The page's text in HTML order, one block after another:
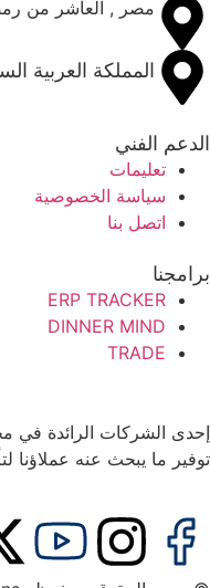
مصر , العاشر من رمضان ,
المملكة العربية
الدعم الفني
تعليمات
سياسة الخصوصية
اتصل بنا
برامجنا
ERP TRACKER
DINNER MIND
TRADE
توفير ما يبحث عنه عملاؤنا